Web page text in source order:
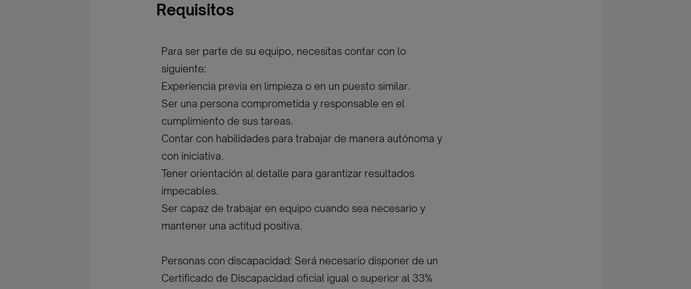
Requisitos
Para ser parte de su equipo, necesitas contar con lo
siguiente:
Experiencia previa en limpieza o en un puesto similar.
Ser una persona comprometida y responsable en el
cumplimiento de sus tareas.
Contar con habilidades para trabajar de manera autónoma y
con iniciativa.
Tener orientación al detalle para garantizar resultados
impecables.
Ser capaz de trabajar en equipo cuando sea necesario y
mantener una actitud positiva.
Personas con discapacidad: Será necesario disponer de un
Certificado de Discapacidad oficial igual o superior al 33%